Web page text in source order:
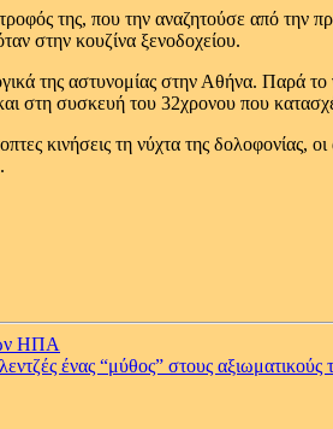
της, που την αναζητούσε από
στην κουζίνα ξενοδοχείου.
της αστυνομίας στην Αθήνα. Παρά
στη συσκευή του 32χρονου που
κινήσεις τη νύχτα της δολοφονίας,
ΗΠΑ
ένας “μύθος” στους